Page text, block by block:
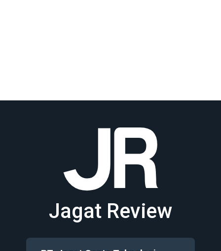
Jagat Review